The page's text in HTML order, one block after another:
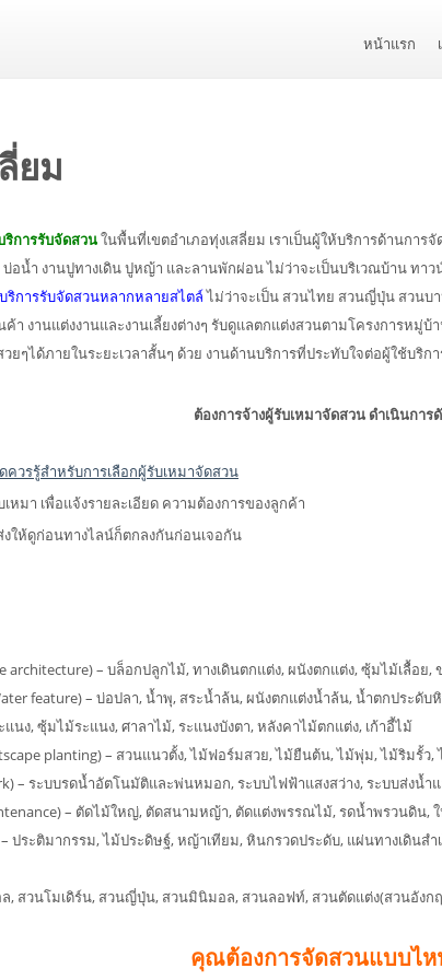
หน้าแรก
ยม
ริการรับจัดสวนในพื้นที่เขตอำเภอทุ่งเสลี่ยม เราเป็นผู้ให้บริการด้านกา
น้ำ งานปูทางเดิน ปูหญ้า และลานพักผ่อน ไม่ว่าจะเป็นบริเวณบ้าน ทา
บริการรับจัดสวนหลากหลายสไตล์ไม่ว่าจะเป็น สวนไทย สวนญี่ปุ่น สวนบ
ค้า งานแต่งงานและงานเลี้ยงต่างๆ รับดูแลตกแต่งสวนตามโครงการหมู่
ๆได้ภายในระยะเวลาสั้นๆ ด้วย งานด้านบริการที่ประทับใจต่อผู้ใช้บริ
ต้องการจ้างผู้รับเหมาจัดสวน ดำเนินการ
ควรรู้สำหรับการเลือกผู้รับเหมาจัดสวน
หมา เพื่อแจ้งรายละเอียด ความต้องการของลูกค้า
ให้ดูก่อนทางไลน์ก็ตกลงกันก่อนเจอกัน
architecture) – บล็อกปลูกไม้, ทางเดินตกแต่ง, ผนังตกแต่ง, ซุ้มไม้เลื้อย
feature) – บ่อปลา, น้ำพุ, สระน้ำล้น, ผนังตกแต่งน้ำล้น, น้ำตกประดับ
นง, ซุ้มไม้ระแนง, ศาลาไม้, ระแนงบังตา, หลังคาไม้ตกแต่ง, เก้าอี้ไม้
planting) – สวนแนวตั้ง, ไม้ฟอร์มสวย, ไม้ยืนต้น, ไม้พุ่ม, ไม้ริมรั้
– ระบบรดน้ำอัตโนมัติและพ่นหมอก, ระบบไฟฟ้าแสงสว่าง, ระบบส่งน้ำ
– ตัดไม้ใหญ่, ตัดสนามหญ้า, ตัดแต่งพรรณไม้, รดน้ำพรวนดิน,
ประติมากรรม, ไม้ประดิษฐ์, หญ้าเทียม, หินกรวดประดับ, แผ่นทางเดินส
, สวนโมเดิร์น, สวนญี่ปุ่น, สวนมินิมอล, สวนลอฟท์, สวนตัดแต่ง(สวนอังก
คุณต้องการจัดสวนแบบไห